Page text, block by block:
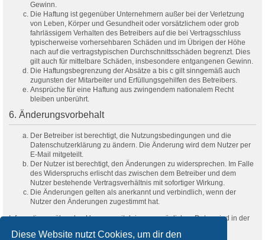
Diese Website nutzt Cookies, um dir den
Gewinn.
Die Haftung ist gegenüber Unternehmern außer bei der Verletzung
von Leben, Körper und Gesundheit oder vorsätzlichem oder grob
fahrlässigem Verhalten des Betreibers auf die bei Vertragsschluss
typischerweise vorhersehbaren Schäden und im Übrigen der Höhe
nach auf die vertragstypischen Durchschnittsschäden begrenzt. Dies
gilt auch für mittelbare Schäden, insbesondere entgangenen Gewinn.
Die Haftungsbegrenzung der Absätze a bis c gilt sinngemäß auch
zugunsten der Mitarbeiter und Erfüllungsgehilfen des Betreibers.
Ansprüche für eine Haftung aus zwingendem nationalem Recht
bleiben unberührt.
6. Änderungsvorbehalt
Der Betreiber ist berechtigt, die Nutzungsbedingungen und die
Datenschutzerklärung zu ändern. Die Änderung wird dem Nutzer per
E-Mail mitgeteilt.
Der Nutzer ist berechtigt, den Änderungen zu widersprechen. Im Falle
des Widerspruchs erlischt das zwischen dem Betreiber und dem
Nutzer bestehende Vertragsverhältnis mit sofortiger Wirkung.
Die Änderungen gelten als anerkannt und verbindlich, wenn der
Nutzer den Änderungen zugestimmt hat.
Informationen über den Umgang mit deinen persönlichen Daten sind in der